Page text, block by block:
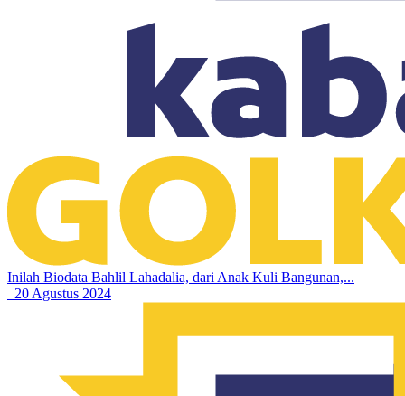
Inilah Biodata Bahlil Lahadalia, dari Anak Kuli Bangunan,...
20 Agustus 2024